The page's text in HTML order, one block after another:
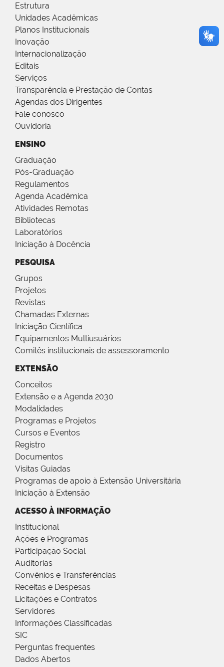
Estrutura
Unidades Acadêmicas
Planos Institucionais
Inovação
Internacionalização
Editais
Serviços
Transparência e Prestação de Contas
Agendas dos Dirigentes
Fale conosco
Ouvidoria
ENSINO
Graduação
Pós-Graduação
Regulamentos
Agenda Acadêmica
Atividades Remotas
Bibliotecas
Laboratórios
Iniciação à Docência
PESQUISA
Grupos
Projetos
Revistas
Chamadas Externas
Iniciação Científica
Equipamentos Multiusuários
Comitês institucionais de assessoramento
EXTENSÃO
Conceitos
Extensão e a Agenda 2030
Modalidades
Programas e Projetos
Cursos e Eventos
Registro
Documentos
Visitas Guiadas
Programas de apoio à Extensão Universitária
Iniciação à Extensão
ACESSO À INFORMAÇÃO
Institucional
Ações e Programas
Participação Social
Auditorias
Convênios e Transferências
Receitas e Despesas
Licitações e Contratos
Servidores
Informações Classificadas
SIC
Perguntas frequentes
Dados Abertos